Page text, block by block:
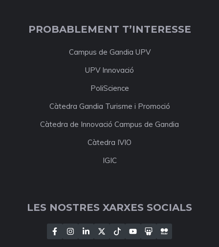
PROBABLEMENT T’INTERESSE
Campus de Gandia UPV
UPV Innovació
PoliScience
Càtedra Gandia Turisme i Promoció
Càtedra de Innovació Campus de Gandia
Càtedra IVIO
IGIC
LES NOSTRES XARXES SOCIALS